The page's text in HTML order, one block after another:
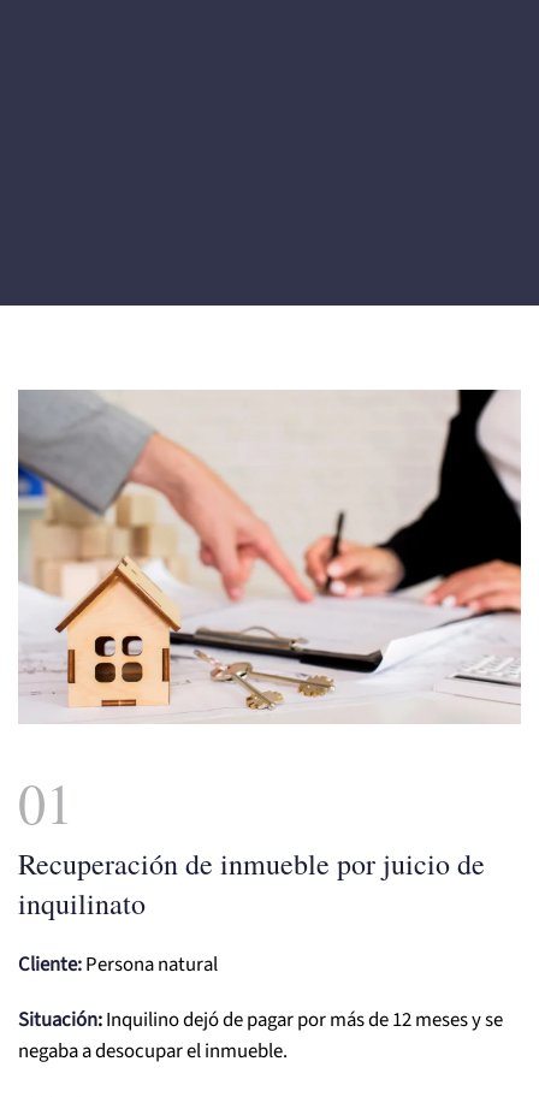
01
Recuperación de inmueble por juicio de
inquilinato
Cliente:Persona natural
Situación:Inquilino dejó de pagar por más de 12 meses y se
negaba a desocupar el inmueble.